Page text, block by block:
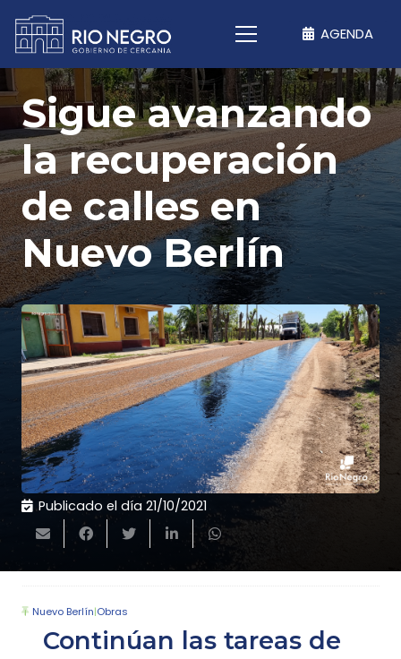
AGENDA
Sigue avanzando
la recuperación
de calles en
Nuevo Berlín
Publicado el día 21/10/2021
Nuevo Berlín|Obras
Continúan las tareas de